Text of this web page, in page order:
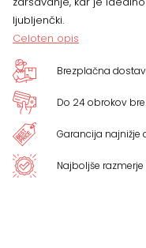
količina
ljubljenčki.
Celoten opis
Brezplačna
Do 24 obrokov
Garancija najnižje
Najboljše